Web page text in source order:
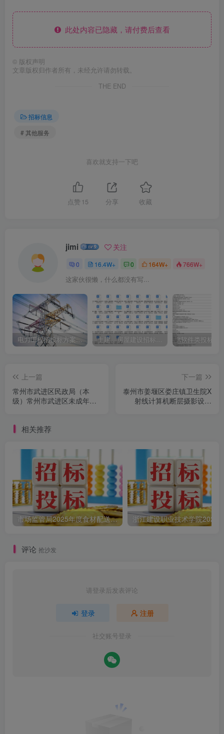
此处内容已隐藏，请付费后查看
© 版权声明
文章版权归作者所有，未经允许请勿转载。
THE END
招标信息
# 其他服务
喜欢就支持一下吧
点赞 15 分享 收藏
jimi 关注
0 16.4W+ 0 164W+ 766W+
这家伙很懒，什么都没有写...
电力工程招投标方案模板 土建、房屋建设招标文件标书模板 it软件类投标书
上一篇
常州市武进区民政局（本
级）常州市武进区未成年人
下一篇
泰州市姜堰区娄庄镇卫生院X
射线计算机断层摄影设备
相关推荐
市场监管局2025年度食材配送采购公告
评论 抢沙发
请登录后发表评论
登录 注册
社交账号登录